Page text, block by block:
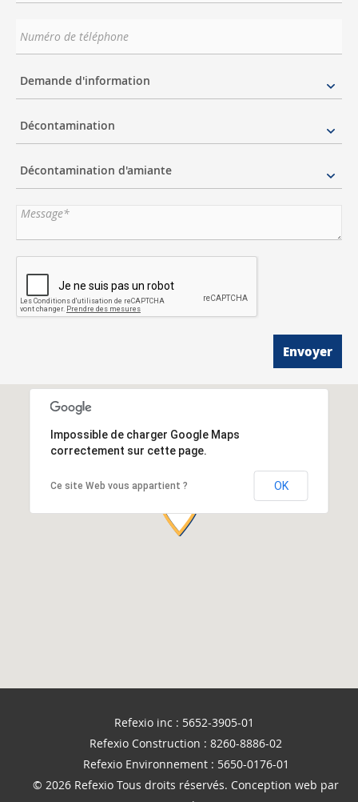
Demande d'information
Décontamination
Décontamination d'amiante
Envoyer
Impossible de charger Google Maps
correctement sur cette page.
Ce site Web vous appartient ? OK
Refexio inc : 5652-3905-01
Refexio Construction : 8260-8886-02
Refexio Environnement : 5650-0176-01
© 2026 Refexio Tous droits réservés. Conception web par